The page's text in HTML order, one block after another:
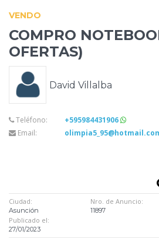
VENDO
COMPRO
OFERTAS)
David Villalba
Teléfono:
+595984431906
Email:
Ciudad:
Asunción
Nro. de Anuncio:
11897
Publicado el:
27/01/2023